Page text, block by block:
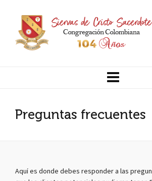
Preguntas frecuentes
Aquí es donde debes responder a las